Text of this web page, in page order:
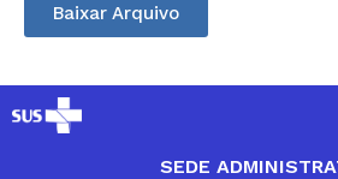
Baixar Arquivo
SEDE